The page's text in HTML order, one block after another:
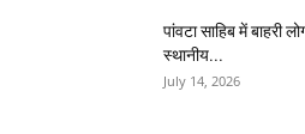
पांवटा साहिब में बाहरी
स्थानीय...
July 14, 2026